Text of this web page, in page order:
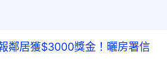
鄰居獲$3000獎金！曬房署信